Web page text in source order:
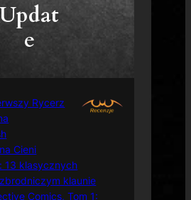
Updat
e
Rycerz
Cieni
13 klasycznych
klaunie
Comics, Tom 1: